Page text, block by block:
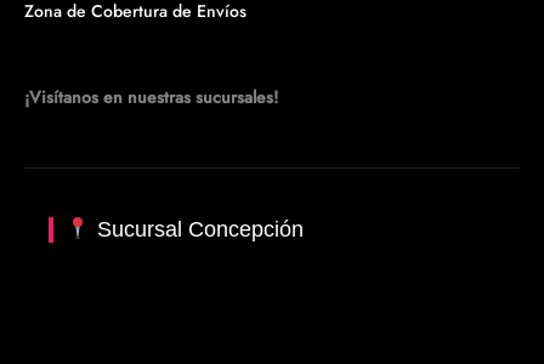
Zona de Cobertura de Envíos
¡Visítanos en nuestras sucursales!
Sucursal Concepción